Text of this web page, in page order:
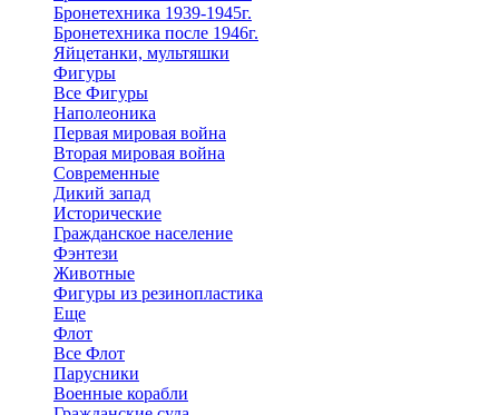
Бронетехника 1939-1945г.
Бронетехника после 1946г.
Яйцетанки, мультяшки
Фигуры
Все Фигуры
Наполеоника
Первая мировая война
Вторая мировая война
Современные
Дикий запад
Исторические
Гражданское население
Фэнтези
Животные
Фигуры из резинопластика
Еще
Флот
Все Флот
Парусники
Военные корабли